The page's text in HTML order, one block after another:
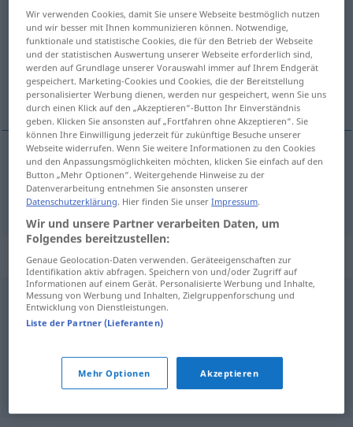
queradv
Übersicht aller Übersetzungen
(Für mehr Details die Übersetzung anklicken/antippen)
поперe.к
поперёк quer
Beispielsätze für "quer"
kreuzund quer
вдольипоперёк
вперемешку
Wir verwenden Cookies, damit Sie unsere Webseite bestmöglich nutzen
und wir besser mit Ihnen kommunizieren können. Notwendige,
funktionale und statistische Cookies, die für den Betrieb der Webseite
und der statistischen Auswertung unserer Webseite erforderlich sind,
werden auf Grundlage unserer Vorauswahl immer auf Ihrem Endgerät
gespeichert. Marketing-Cookies und Cookies, die der Bereitstellung
personalisierter Werbung dienen, werden nur gespeichert, wenn Sie uns
durch einen Klick auf den „Akzeptieren“-Button Ihr Einverständnis
geben. Klicken Sie ansonsten auf „Fortfahren ohne Akzeptieren“. Sie
können Ihre Einwilligung jederzeit für zukünftige Besuche unserer
Webseite widerrufen. Wenn Sie weitere Informationen zu den Cookies
und den Anpassungsmöglichkeiten möchten, klicken Sie einfach auf den
Button „Mehr Optionen“. Weitergehende Hinweise zu der
Datenverarbeitung entnehmen Sie ansonsten unserer
Datenschutzerklärung. Hier finden Sie unserImpressum.
Wir und unsere Partner verarbeiten Daten, um
Folgendes bereitzustellen:
Genaue Geolocation-Daten verwenden. Geräteeigenschaften zur
Identifikation aktiv abfragen. Speichern von und/oder Zugriff auf
Informationen auf einem Gerät. Personalisierte Werbung und Inhalte,
Messung von Werbung und Inhalten, Zielgruppenforschung und
Entwicklung von Dienstleistungen.
Liste der Partner (Lieferanten)
Mehr Optionen Akzeptieren